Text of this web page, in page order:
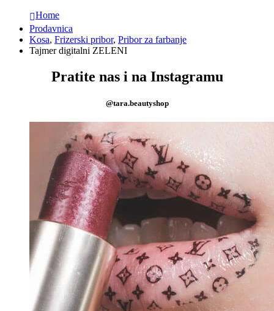
Home
Prodavnica
Kosa, Frizerski pribor, Pribor za farbanje
Tajmer digitalni ZELENI
Pratite nas i na Instagramu
@tara.beautyshop